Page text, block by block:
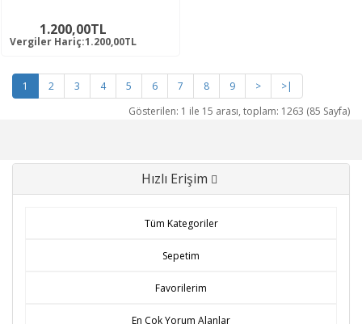
1.200,00TL
Vergiler Hariç:1.200,00TL
1 2 3 4 5 6 7 8 9 >
>|
Gösterilen: 1 ile 15 arası, toplam: 1263 (85 Sayfa)
Hızlı Erişim
Tüm Kategoriler
Sepetim
Favorilerim
En Çok Yorum Alanlar